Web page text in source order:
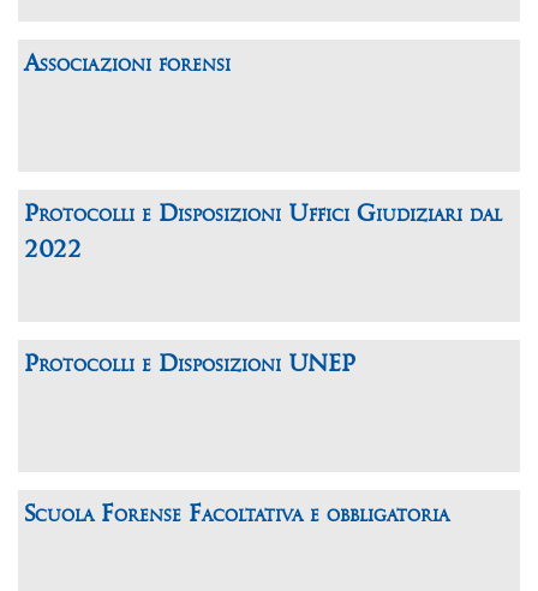
Associazioni forensi
Protocolli e Disposizioni Uffici Giudiziari dal
2022
Protocolli e Disposizioni UNEP
Scuola Forense Facoltativa e obbligatoria